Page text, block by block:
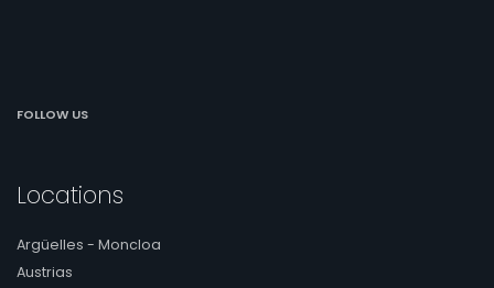
FOLLOW US
Locations
Argüelles - Moncloa
Austrias